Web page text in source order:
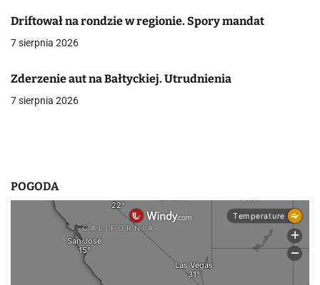
a
p
i
Driftował na rondzie w regionie. Spory mandat
7 sierpnia 2026
Zderzenie aut na Bałtyckiej. Utrudnienia
7 sierpnia 2026
POGODA